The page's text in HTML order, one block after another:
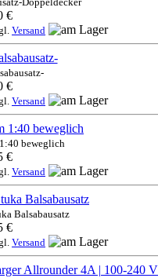
€
Versand
€
Versand
beweglich
€
Versand
Balsabausatz
€
Versand